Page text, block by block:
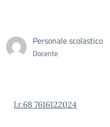
Personale scolastico
Docente
l.r.68 7616122024